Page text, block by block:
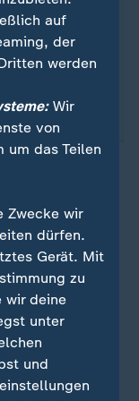
Ernährung
also
dem
muss es laut
braucht
können, um
Eine
dass ab einer
werden
auf
der
werden
Wir
von
um das Teilen
Zwecke wir
dürfen.
Gerät. Mit
zu
wir deine
unter
und